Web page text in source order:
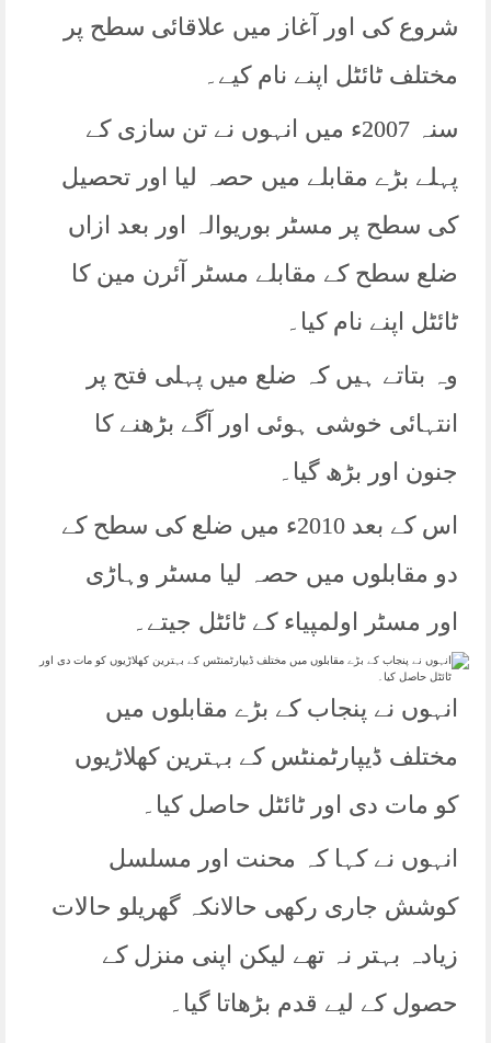
شروع کی اور آغاز میں علاقائی سطح پر
مختلف ٹائٹل اپنے نام کیے۔
سنہ 2007ء میں انہوں نے تن سازی کے
پہلے بڑے مقابلے میں حصہ لیا اور تحصیل
کی سطح پر مسٹر بوریوالہ اور بعد ازاں
ضلع سطح کے مقابلے مسٹر آئرن مین کا
ٹائٹل اپنے نام کیا۔
وہ بتاتے ہیں کہ ضلع میں پہلی فتح پر
انتہائی خوشی ہوئی اور آگے بڑھنے کا
جنون اور بڑھ گیا۔
اس کے بعد 2010ء میں ضلع کی سطح کے
دو مقابلوں میں حصہ لیا مسٹر وہاڑی
اور مسٹر اولمپیاء کے ٹائٹل جیتے۔
انہوں نے پنجاب کے بڑے مقابلوں میں
مختلف ڈیپارٹمنٹس کے بہترین کھلاڑیوں
کو مات دی اور ٹائٹل حاصل کیا۔
انہوں نے کہا کہ محنت اور مسلسل
کوشش جاری رکھی حالانکہ گھریلو حالات
زیادہ بہتر نہ تھے لیکن اپنی منزل کے
حصول کے لیے قدم بڑھاتا گیا۔